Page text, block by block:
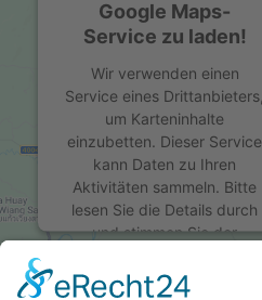
Google Maps-
Service zu laden!
Wir verwenden einen
Service eines Drittanbieters,
um Karteninhalte
einzubetten. Dieser Service
kann Daten zu Ihren
Aktivitäten sammeln. Bitte
lesen Sie die Details durch
und stimmen Sie der
diese Karte anzuzeigen.
Kontakt